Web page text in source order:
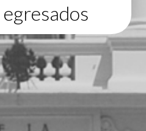
egresados